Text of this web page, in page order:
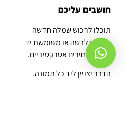
חושבים עליכם
תוכלו לרכוש שמלה חדשה
שטרם נלבשה או משומשת יד
שניה במחירים אטרקטיביים.
הדבר יצויין ליד כל תמונה.